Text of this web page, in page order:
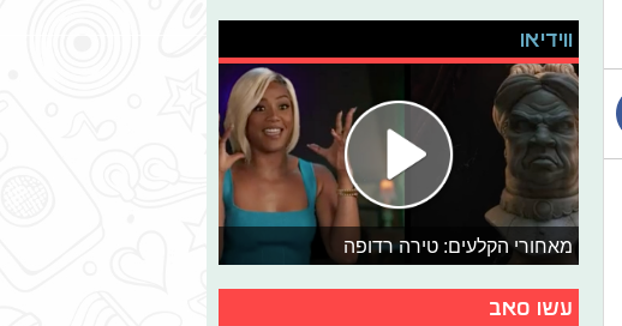
ווידיאו
מאחורי הקלעים: טירה רדופה
עשו סאב